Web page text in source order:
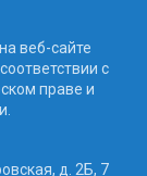
веб-сайте
с
праве и
д. 2Б, 7